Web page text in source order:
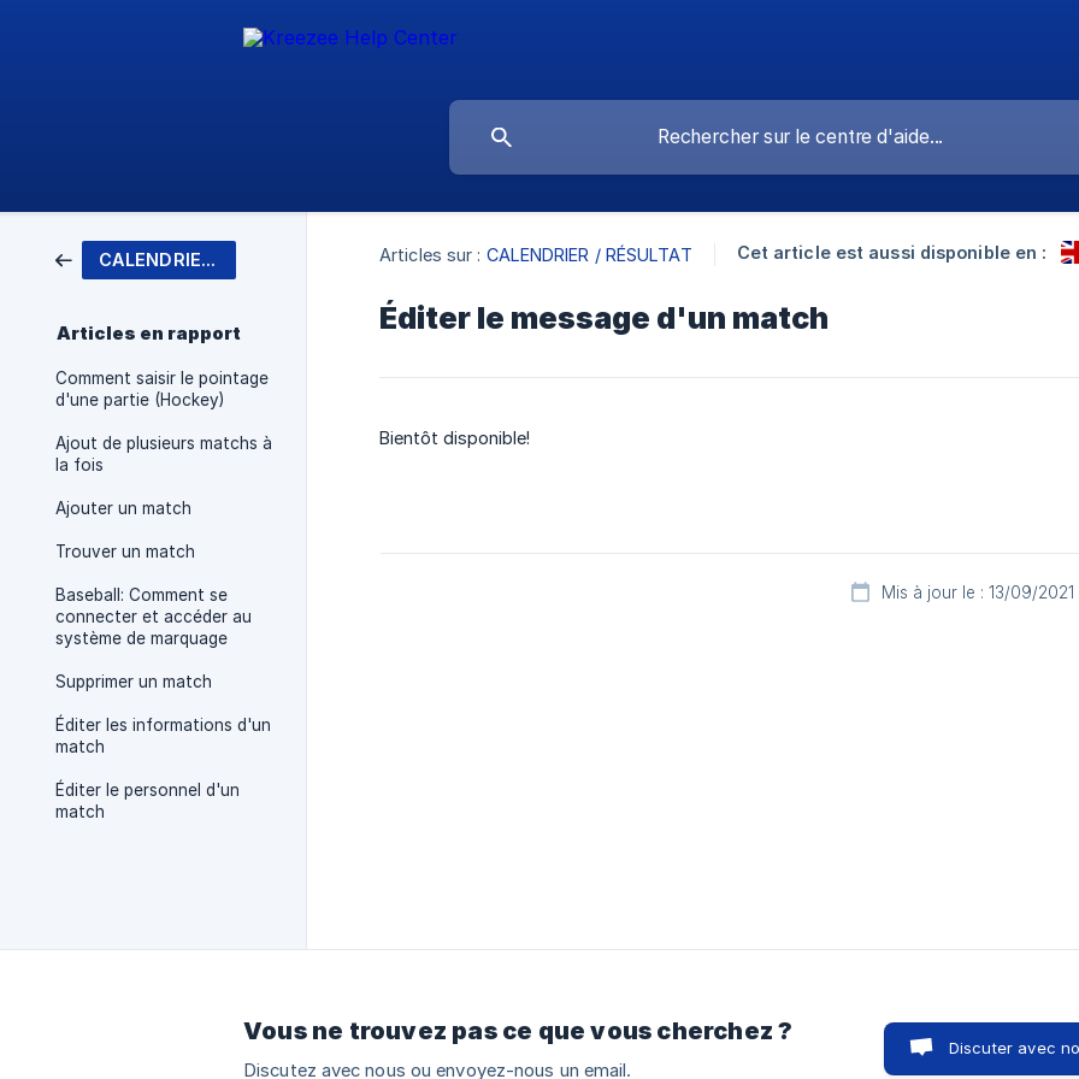
CALENDRIER / RÉSULTAT
Articles en rapport
Comment saisir le pointage
d'une partie (Hockey)
Ajout de plusieurs matchs à
la fois
Ajouter un match
Trouver un match
Baseball: Comment se
connecter et accéder au
système de marquage
Supprimer un match
Éditer les informations d'un
match
Éditer le personnel d'un
match
Articles sur : CALENDRIER / RÉSULTAT Cet article est aussi disponible en :
Éditer le message d'un match
Bientôt disponible!
Mis à jour le : 13/09/2021
Vous ne trouvez pas ce que vous cherchez ?
Discutez avec nous ou envoyez-nous un email.
Discuter avec